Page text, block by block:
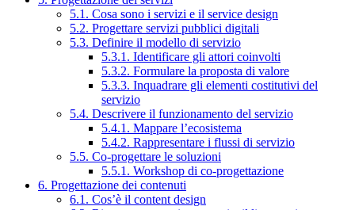
5.1. Cosa sono i servizi e il service design
5.2. Progettare servizi pubblici digitali
5.3. Definire il modello di servizio
5.3.1. Identificare gli attori coinvolti
5.3.2. Formulare la proposta di valore
5.3.3. Inquadrare gli elementi costitutivi del
servizio
5.4. Descrivere il funzionamento del servizio
5.4.1. Mappare l’ecosistema
5.4.2. Rappresentare i flussi di servizio
5.5. Co-progettare le soluzioni
5.5.1. Workshop di co-progettazione
6. Progettazione dei contenuti
6.1. Cos’è il content design